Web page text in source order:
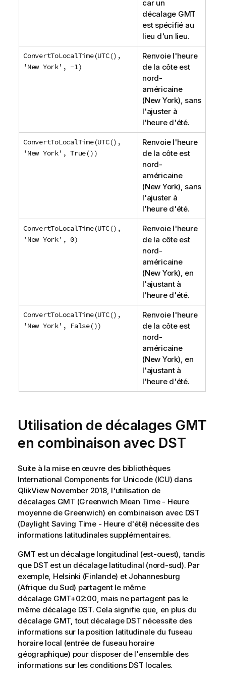
car un
décalage GMT
est spécifié au
lieu d'un lieu.
ConvertToLocalTime(UTC(),
'New York', -1)
Renvoie l'heure
de la côte est
nord-
américaine
(New York), sans
l'ajuster à
l'heure d'été.
ConvertToLocalTime(UTC(),
'New York', True())
Renvoie l'heure
de la côte est
nord-
américaine
(New York), sans
l'ajuster à
l'heure d'été.
ConvertToLocalTime(UTC(),
'New York', 0)
Renvoie l'heure
de la côte est
nord-
américaine
(New York), en
l'ajustant à
l'heure d'été.
ConvertToLocalTime(UTC(),
'New York', False())
Renvoie l'heure
de la côte est
nord-
américaine
(New York), en
l'ajustant à
l'heure d'été.
Utilisation de décalages GMT
en combinaison avec DST
Suite à la mise en œuvre des bibliothèques
International Components for Unicode (ICU) dans
QlikView November 2018, l'utilisation de
décalages GMT (Greenwich Mean Time - Heure
moyenne de Greenwich) en combinaison avec DST
(Daylight Saving Time - Heure d'été) nécessite des
informations latitudinales supplémentaires.
GMT est un décalage longitudinal (est-ouest), tandis
que DST est un décalage latitudinal (nord-sud). Par
exemple, Helsinki (Finlande) et Johannesburg
(Afrique du Sud) partagent le même
décalage GMT+02:00, mais ne partagent pas le
même décalage DST. Cela signifie que, en plus du
décalage GMT, tout décalage DST nécessite des
informations sur la position latitudinale du fuseau
horaire local (entrée de fuseau horaire
géographique) pour disposer de l'ensemble des
informations sur les conditions DST locales.